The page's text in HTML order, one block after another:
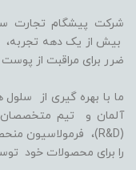
شرکت پیشگام تجارت
بیش از یک دهه تجربه،
ضرر برای مراقبت از
آلمان و تیم متخصصان
را برای محصولات خود